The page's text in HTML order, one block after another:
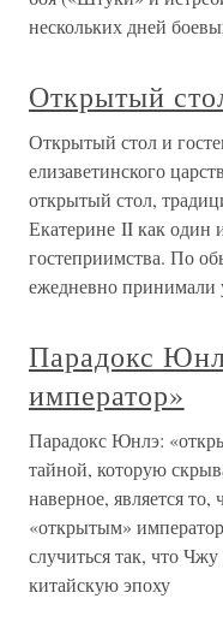
нескольких дней
Открытый
Открытый стол и
елизаветинского
открытый стол,
Екатерине II как один
гостеприимства. По
ежедневно принимали
Парадокс
император»
Парадокс Юнлэ:
тайной, которую
наверное, является
«открытым»
случиться так, что
китайскую эпоху